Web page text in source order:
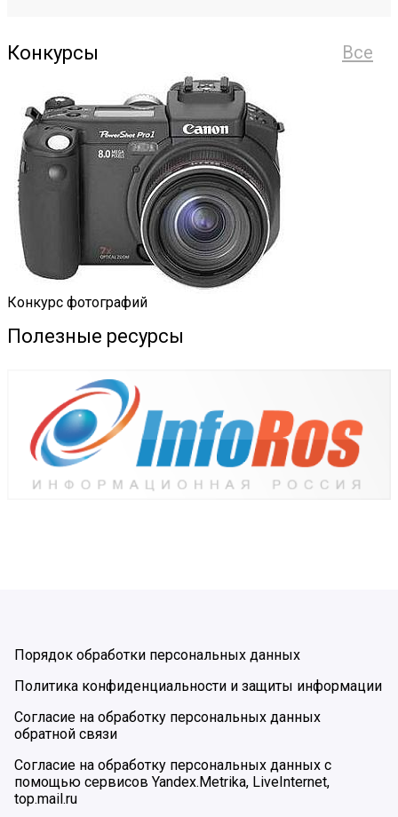
Все
Конкурсы
Конкурс фотографий
Полезные ресурсы
Порядок обработки персональных данных
Политика конфиденциальности и защиты информации
Согласие на обработку персональных данных
обратной связи
Согласие на обработку персональных данных с
помощью сервисов Yandex.Metrika, LiveInternet,
top.mail.ru